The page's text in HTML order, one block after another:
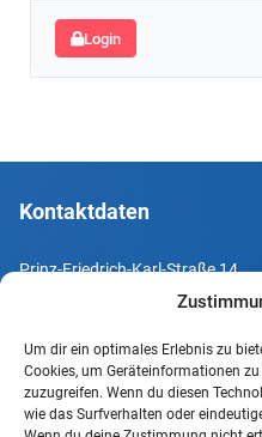
Um dir ein optimales Erlebnis zu
Cookies, um Geräteinformationen
zuzugreifen. Wenn du diesen
wie das Surfverhalten oder
Login
Kontaktdaten
Prinz-Friedrich-Karl-Straße 14
Tel. +49 231 952052-10
Fax +49 231 952052-60
e-Mail info@uv-do.de